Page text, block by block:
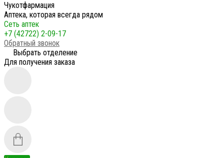
Чукотфармация
Аптека, которая всегда рядом
Сеть аптек
+7 (42722) 2-09-17
Обратный звонок
Выбрать отделение
Для получения заказа